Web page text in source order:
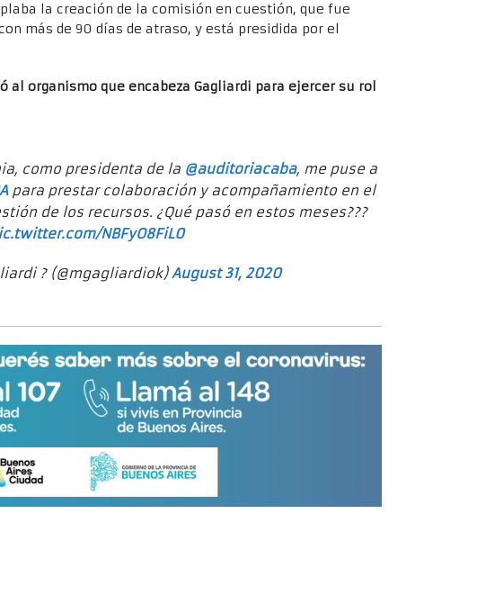
la creación de la comisión en cuestión, que fue
más de 90 días de atraso, y está presidida por el
al organismo que encabeza Gagliardi para ejercer su rol
como presidenta de la @auditoriacaba, me puse a
para prestar colaboración y acompañamiento en el
de los recursos. ¿Qué pasó en estos meses???
NBFyO8FiL0
? (@mgagliardiok)August 31, 2020